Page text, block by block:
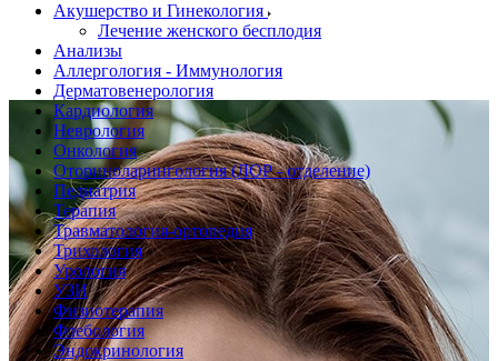
Акушерство и Гинекология
Лечение женского бесплодия
Анализы
Аллергология - Иммунология
Дерматовенерология
Кардиология
Неврология
Онкология
Оториноларингология (ЛОР - отделение)
Педиатрия
Терапия
Травматология-ортопедия
Трихология
Урология
УЗИ
Физиотерапия
Флебология
Эндокринология